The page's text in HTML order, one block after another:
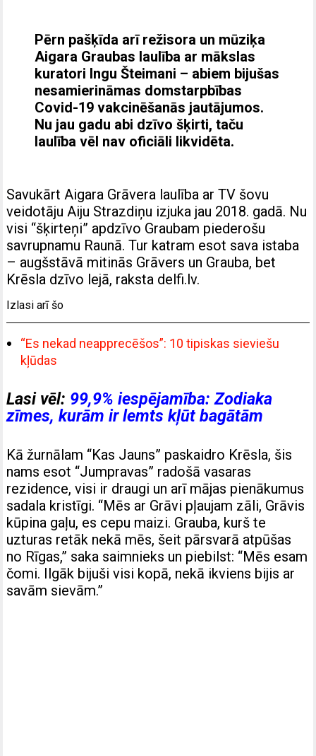
Pērn pašķīda arī režisora un mūziķa
Aigara Graubas laulība ar mākslas
kuratori Ingu Šteimani – abiem bijušas
nesamierināmas domstarpbības
Covid-19 vakcinēšanās jautājumos.
Nu jau gadu abi dzīvo šķirti, taču
laulība vēl nav oficiāli likvidēta.
Savukārt Aigara Grāvera laulība ar TV šovu
veidotāju Aiju Strazdiņu izjuka jau 2018. gadā. Nu
visi “šķirteņi” apdzīvo Graubam piederošu
savrupnamu Raunā. Tur katram esot sava istaba
– augšstāvā mitinās Grāvers un Grauba, bet
Krēsla dzīvo lejā, raksta delfi.lv.
Izlasi arī šo
“Es nekad neapprecēšos”: 10 tipiskas sieviešu
kļūdas
Lasi vēl: 99,9% iespējamība: Zodiaka
zīmes, kurām ir lemts kļūt bagātām
Kā žurnālam “Kas Jauns” paskaidro Krēsla, šis
nams esot “Jumpravas” radošā vasaras
rezidence, visi ir draugi un arī mājas pienākumus
sadala kristīgi. “Mēs ar Grāvi pļaujam zāli, Grāvis
kūpina gaļu, es cepu maizi. Grauba, kurš te
uzturas retāk nekā mēs, šeit pārsvarā atpūšas
no Rīgas,” saka saimnieks un piebilst: “Mēs esam
čomi. Ilgāk bijuši visi kopā, nekā ikviens bijis ar
savām sievām.”